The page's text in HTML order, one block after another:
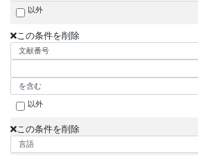
以外
この条件を削除
以外
この条件を削除